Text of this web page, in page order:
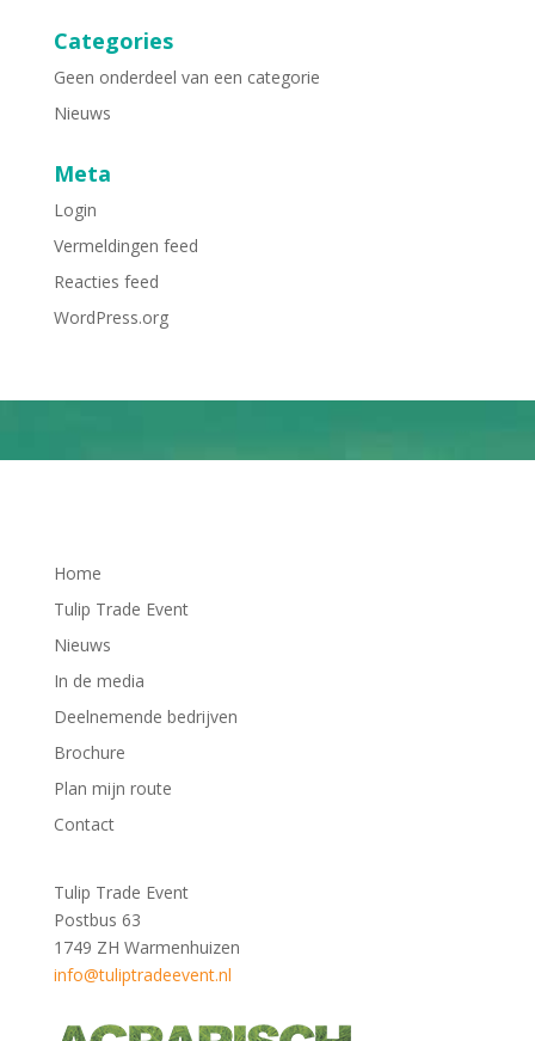
Categories
Geen onderdeel van een categorie
Nieuws
Meta
Login
Vermeldingen feed
Reacties feed
WordPress.org
Home
Tulip Trade Event
Nieuws
In de media
Deelnemende bedrijven
Brochure
Plan mijn route
Contact
Tulip Trade Event
Postbus 63
1749 ZH Warmenhuizen
info@tuliptradeevent.nl